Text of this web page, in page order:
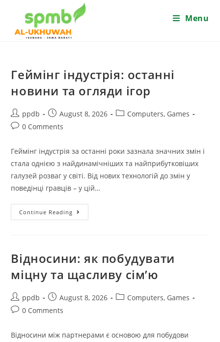
content
Menu
Геймінг індустрія: останні
новини та огляди ігор
Post
author:
ppdb
Post
published:
August 8, 2026
PostComputers, Games
Post0 Comments
Геймінг індустрія за останні роки зазнала значних змін і
стала однією з найдинамічніших та найприбутковіших
галузей розваг у світі. Від нових технологій до змін у
поведінці гравців – у цій…
Continue Reading Геймінг
Індустрія:
Відносини: як побудувати
міцну та щасливу сім’ю
Post
author:
ppdb
Post
published:
August 8, 2026
PostComputers, Games
Post0 Comments
Відносини між партнерами є основою для побудови